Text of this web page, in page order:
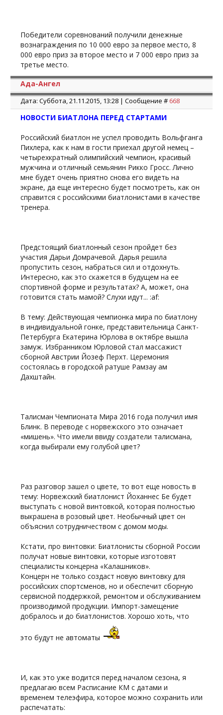
Победители соревнований получили денежные
вознаграждения по 10 000 евро за первое место, 8
000 евро приз за второе место и 7 000 евро приз за
третье место.
Ада-Ангел
Дата: Суббота, 21.11.2015, 13:28 | Сообщение # 668
НОВОСТИ БИАТЛОНА ПЕРЕД СТАРТАМИ
Российский биатлон не успел проводить Вольфганга
Пихлера, как к нам в гости приехал другой немец –
четырехкратный олимпийский чемпион, красивый
мужчина и отличный семьянин Рикко Гросс. Лично
мне будет очень приятно снова его видеть на
экране, да еще интересно будет посмотреть, как он
справится с российскими биатлонистами в качестве
тренера.
Предстоящий биатлонный сезон пройдет без
участия Дарьи Домрачевой. Дарья решила
пропустить сезон, набраться сил и отдохнуть.
Интересно, как это скажется в будущем на ее
спортивной форме и результатах? А, может, она
готовится стать мамой? Слухи идут... :af:
В тему: Действующая чемпионка мира по биатлону
в индивидуальной гонке, представительница Санкт-
Петербурга Екатерина Юрлова в октябре вышла
замуж. Избранником Юрловой стал массажист
сборной Австрии Йозеф Перхт. Церемония
состоялась в городской ратуше Рамзау ам
Дахштайн.
Талисман Чемпионата Мира 2016 года получил имя
Блинк. В переводе с норвежского это означает
«мишень». Что имели ввиду создатели талисмана,
когда выбирали ему голубой цвет?
Раз разговор зашел о цвете, то вот еще новость в
тему: Норвежский биатлонист Йоханнес Бе будет
выступать с новой винтовкой, которая полностью
выкрашена в розовый цвет. Необычный цвет он
объяснил сотрудничеством с домом моды.
Кстати, про винтовки: Биатлонисты сборной России
получат новые винтовки, которые изготовят
специалисты концерна «Калашников».
Концерн не только создаст новую винтовку для
российских спортсменов, но и обеспечит сборную
сервисной поддержкой, ремонтом и обслуживанием
производимой продукции. Импорт-замещение
добралось и до биатлонистов. Хорошо хоть, что
это будут не автоматы
И, как это уже водится перед началом сезона, я
предлагаю всем Расписание КМ с датами и
временем телеэфира, которое можно сохранить или
распечатать: